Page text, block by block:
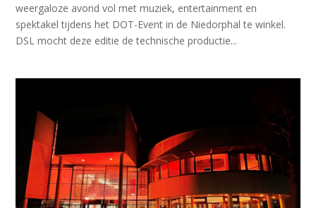
weergaloze avond vol met muziek, entertainment en
spektakel tijdens het DOT-Event in de Niedorphal te winkel.
DSL mocht deze editie de technische productie...